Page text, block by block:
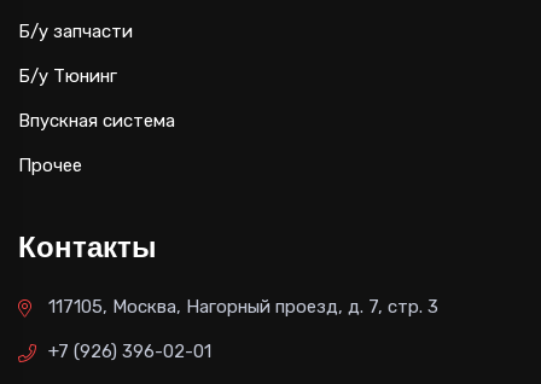
Б/у запчасти
Б/у Тюнинг
Впускная система
Прочее
Контакты
117105, Москва, Нагорный проезд, д. 7, стр. 3
+7 (926) 396-02-01